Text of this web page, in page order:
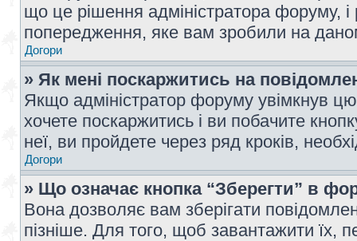
що це рішення адміністратора форуму,
попередження, яке вам зробили на
Догори
» Як мені поскаржитись на
Якщо адміністратор форуму увімкнув
хочете поскаржитись і ви побачите
неї, ви пройдете через ряд кроків,
Догори
» Що означає кнопка “Зберегти” в
Вона дозволяє вам зберігати
пізніше. Для того, щоб завантажити їх,